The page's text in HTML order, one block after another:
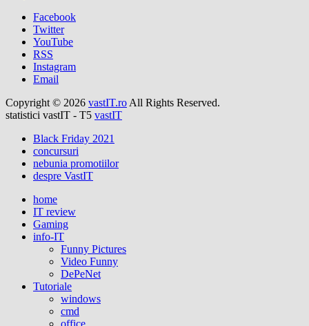
Facebook
Twitter
YouTube
RSS
Instagram
Email
Copyright © 2026 vastIT.ro All Rights Reserved.
statistici vastIT - T5 vastIT
Black Friday 2021
concursuri
nebunia promotiilor
despre VastIT
home
IT review
Gaming
info-IT
Funny Pictures
Video Funny
DePeNet
Tutoriale
windows
cmd
office